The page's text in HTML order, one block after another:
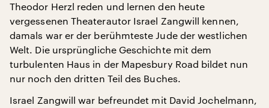
Theodor Herzl reden und lernen den heute
vergessenen Theaterautor Israel Zangwill kennen,
damals war er der berühmteste Jude der westlichen
Welt. Die ursprüngliche Geschichte mit dem
turbulenten Haus in der Mapesbury Road bildet nun
nur noch den dritten Teil des Buches.
Israel Zangwill war befreundet mit David Jochelmann,